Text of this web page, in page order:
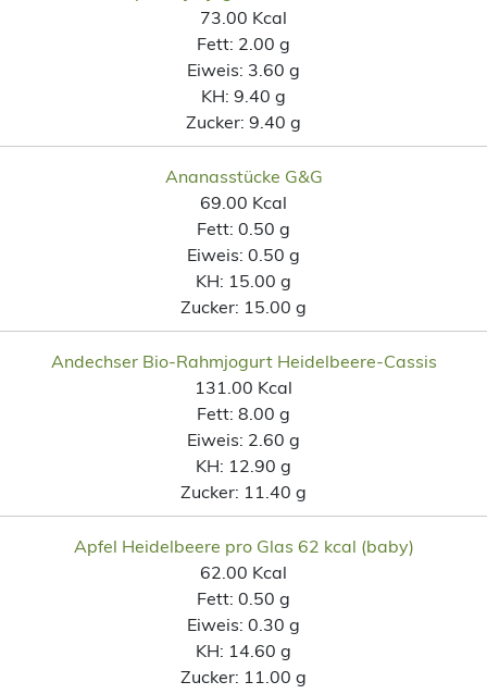
73.00 Kcal
Fett: 2.00 g
Eiweis: 3.60 g
KH: 9.40 g
Zucker: 9.40 g
Ananasstücke G&G
69.00 Kcal
Fett: 0.50 g
Eiweis: 0.50 g
KH: 15.00 g
Zucker: 15.00 g
Andechser Bio-Rahmjogurt Heidelbeere-Cassis
131.00 Kcal
Fett: 8.00 g
Eiweis: 2.60 g
KH: 12.90 g
Zucker: 11.40 g
Apfel Heidelbeere pro Glas 62 kcal (baby)
62.00 Kcal
Fett: 0.50 g
Eiweis: 0.30 g
KH: 14.60 g
Zucker: 11.00 g